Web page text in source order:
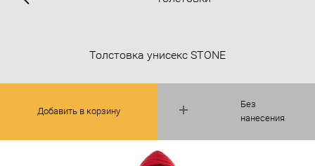
Без
нанесения
Толстовка унисекс STONE
Добавить в корзину